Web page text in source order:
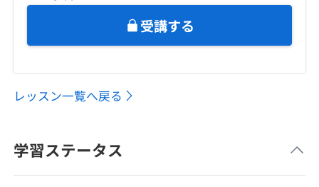
受講する
レッスン一覧へ戻る
学習ステータス